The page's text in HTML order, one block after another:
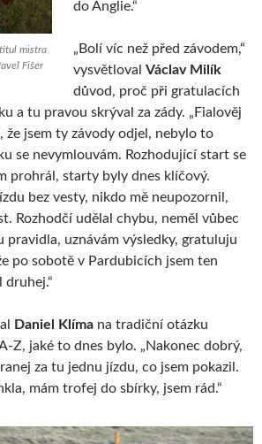
mistra
Fišer
do Anglie.“
„Bolí víc než před závodem,“
vysvětloval Václav Milík
důvod, proč při gratulacích
a tu pravou skrýval za zády. „Fialověj
že jsem ty závody odjel, nebylo to
se nevymlouvám. Rozhodující start se
prohrál, starty byly dnes klíčový.
bez vesty, nikdo mě neupozornil,
Rozhodčí udělal chybu, neměl vůbec
pravidla, uznávám výsledky, gratuluju
po sobotě v Pardubicích jsem ten
druhej.“
Daniel Klíma na tradiční otázku
Z, jaké to dnes bylo. „Nakonec dobrý,
za tu jednu jízdu, co jsem pokazil.
mám trofej do sbírky, jsem rád.“